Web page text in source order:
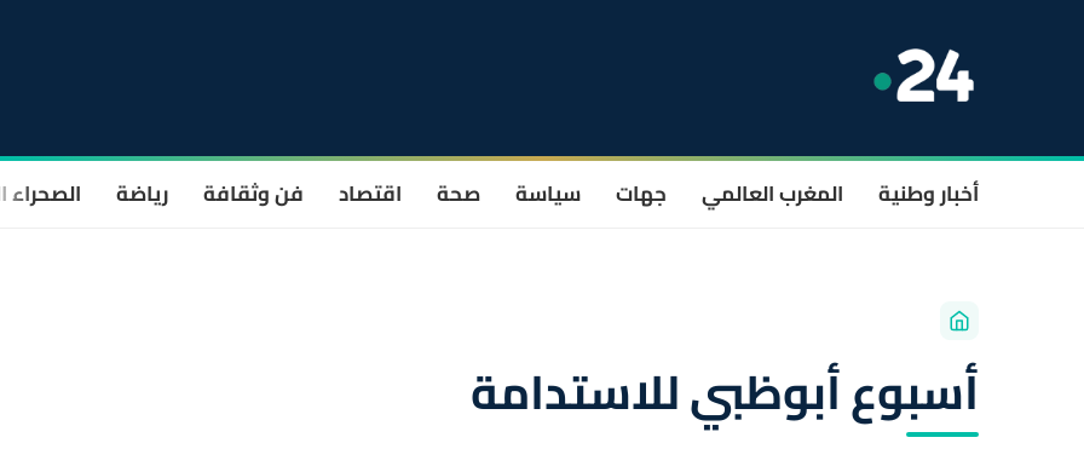
أخبار وطنية المغرب العالمي جهات سياسة صحة اقتصاد فن وثقافة رياضة الصحراء
أسبوع أبوظبي للاستدامة